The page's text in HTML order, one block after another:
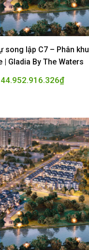
song lập C7 – Phân khu
| Gladia By The Waters
44.952.916.326₫